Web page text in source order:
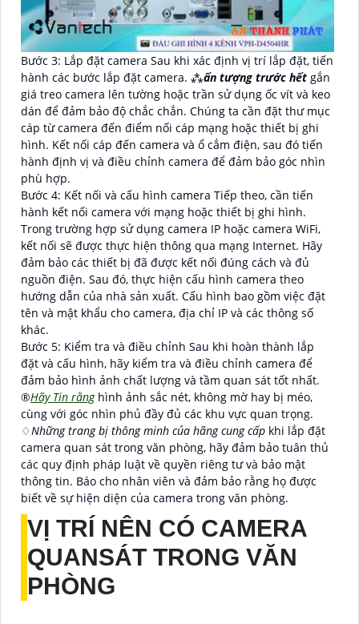
Bước 3: Lắp đặt camera Sau khi xác định vị trí lắp đặt, tiến
hành các bước lắp đặt camera. ⁂ấn tượng trước hết gắn
giá treo camera lên tường hoặc trần sử dụng ốc vít và keo
dán để đảm bảo độ chắc chắn. Chúng ta cần đặt thư mục
cáp từ camera đến điểm nối cáp mạng hoặc thiết bị ghi
hình. Kết nối cáp đến camera và ổ cắm điện, sau đó tiến
hành định vị và điều chỉnh camera để đảm bảo góc nhìn
phù hợp.
Bước 4: Kết nối và cấu hình camera Tiếp theo, cần tiến
hành kết nối camera với mạng hoặc thiết bị ghi hình.
Trong trường hợp sử dụng camera IP hoặc camera WiFi,
kết nối sẽ được thực hiện thông qua mạng Internet. Hãy
đảm bảo các thiết bị đã được kết nối đúng cách và đủ
nguồn điện. Sau đó, thực hiện cấu hình camera theo
hướng dẫn của nhà sản xuất. Cấu hình bao gồm việc đặt
tên và mật khẩu cho camera, địa chỉ IP và các thông số
khác.
Bước 5: Kiểm tra và điều chỉnh Sau khi hoàn thành lắp
đặt và cấu hình, hãy kiểm tra và điều chỉnh camera để
đảm bảo hình ảnh chất lượng và tầm quan sát tốt nhất.
®️Hãy Tin rằnghình ảnh sắc nét, không mờ hay bị méo,
cùng với góc nhìn phủ đầy đủ các khu vực quan trọng.
♢Những trang bị thông minh của hãng cung cấp khi lắp đặt
camera quan sát trong văn phòng, hãy đảm bảo tuân thủ
các quy định pháp luật về quyền riêng tư và bảo mật
thông tin. Báo cho nhân viên và đảm bảo rằng họ được
biết về sự hiện diện của camera trong văn phòng.
VỊ TRÍ NÊN CÓ CAMERA
QUANSÁT TRONG VĂN
PHÒNG